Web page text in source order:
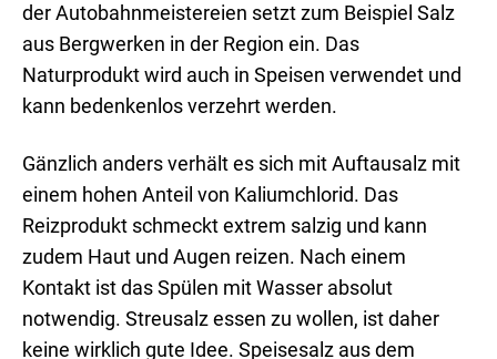
der Autobahnmeistereien setzt zum Beispiel Salz
aus Bergwerken in der Region ein. Das
Naturprodukt wird auch in Speisen verwendet und
kann bedenkenlos verzehrt werden.
Gänzlich anders verhält es sich mit Auftausalz mit
einem hohen Anteil von Kaliumchlorid. Das
Reizprodukt schmeckt extrem salzig und kann
zudem Haut und Augen reizen. Nach einem
Kontakt ist das Spülen mit Wasser absolut
notwendig. Streusalz essen zu wollen, ist daher
keine wirklich gute Idee. Speisesalz aus dem